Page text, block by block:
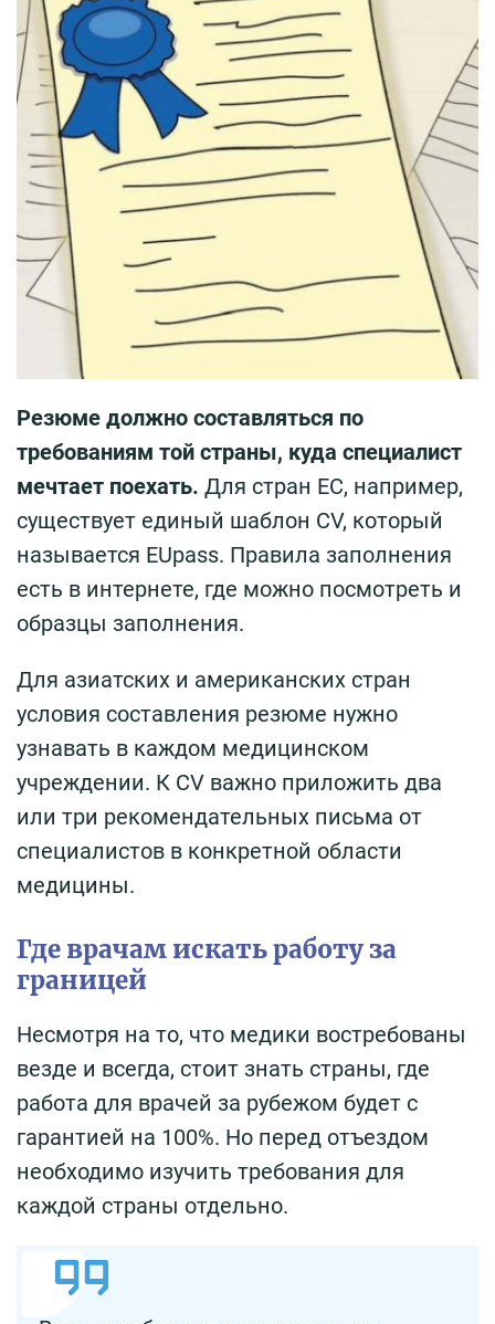
Резюме должно составляться по
требованиям той страны, куда специалист
мечтает поехать. Для стран ЕС, например,
существует единый шаблон CV, который
называется EUpass. Правила заполнения
есть в интернете, где можно посмотреть и
образцы заполнения.
Для азиатских и американских стран
условия составления резюме нужно
узнавать в каждом медицинском
учреждении. К CV важно приложить два
или три рекомендательных письма от
специалистов в конкретной области
медицины.
Где врачам искать работу за
границей
Несмотря на то, что медики востребованы
везде и всегда, стоит знать страны, где
работа для врачей за рубежом будет с
гарантией на 100%. Но перед отъездом
необходимо изучить требования для
каждой страны отдельно.